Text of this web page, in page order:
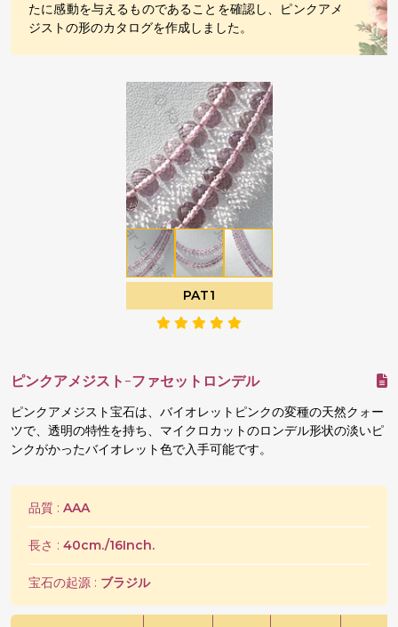
たに感動を与えるものであることを確認し、ピンクアメ
ジストの形のカタログを作成しました。
PAT1
ピンクアメジスト-ファセットロンデル
ピンクアメジスト宝石は、バイオレットピンクの変種の天然クォー
ツで、透明の特性を持ち、マイクロカットのロンデル形状の淡いピ
ンクがかったバイオレット色で入手可能です。
品質 : AAA
長さ : 40cm./16Inch.
宝石の起源 : ブラジル